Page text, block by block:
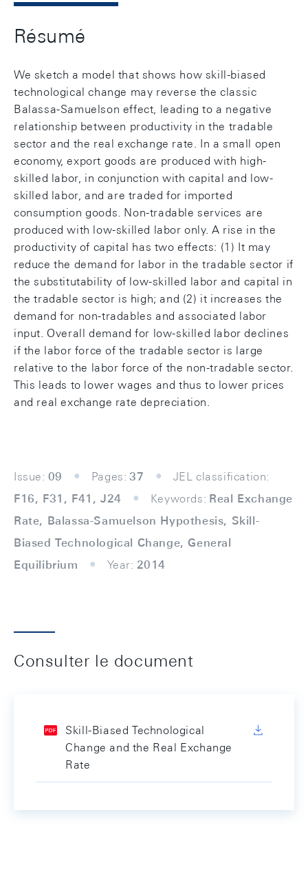
Résumé
We sketch a model that shows how skill-biased
technological change may reverse the classic
Balassa-Samuelson effect, leading to a negative
relationship between productivity in the tradable
sector and the real exchange rate. In a small open
economy, export goods are produced with high-
skilled labor, in conjunction with capital and low-
skilled labor, and are traded for imported
consumption goods. Non-tradable services are
produced with low-skilled labor only. A rise in the
productivity of capital has two effects: (1) It may
reduce the demand for labor in the tradable sector if
the substitutability of low-skilled labor and capital in
the tradable sector is high; and (2) it increases the
demand for non-tradables and associated labor
input. Overall demand for low-skilled labor declines
if the labor force of the tradable sector is large
relative to the labor force of the non-tradable sector.
This leads to lower wages and thus to lower prices
and real exchange rate depreciation.
Issue: 09 Pages: 37
JEL classification:
F16, F31, F41, J24
Keywords: Real Exchange
Rate, Balassa-Samuelson Hypothesis, Skill-
Biased Technological Change, General
Equilibrium
Year: 2014
Consulter le document
Skill-Biased Technological
Change and the Real Exchange
Rate